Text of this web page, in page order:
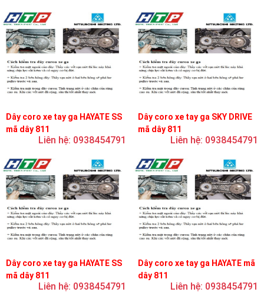
Dây coro xe tay ga HAYATE SS
mã dây 811
Liên hệ: 0938454791
Dây coro xe tay ga SKY DRIVE
mã dây 811
Liên hệ: 0938454791
Dây coro xe tay ga HAYATE SS
mã dây 811
Liên hệ: 0938454791
Dây coro xe tay ga HAYATE mã
dây 811
Liên hệ: 0938454791